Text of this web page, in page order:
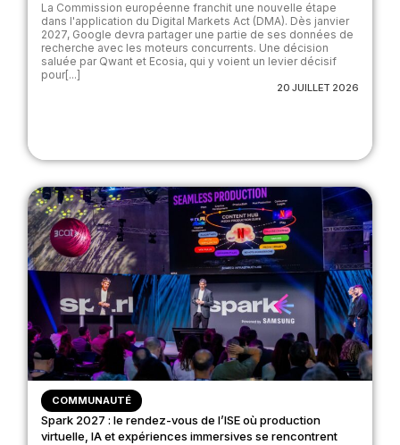
La Commission européenne franchit une nouvelle étape
dans l'application du Digital Markets Act (DMA). Dès janvier
2027, Google devra partager une partie de ses données de
recherche avec les moteurs concurrents. Une décision
saluée par Qwant et Ecosia, qui y voient un levier décisif
pour[...]
20 JUILLET 2026
COMMUNAUTÉ
Spark 2027 : le rendez-vous de l’ISE où production
virtuelle, IA et expériences immersives se rencontrent